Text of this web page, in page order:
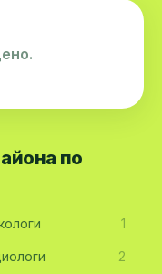
по
1
2